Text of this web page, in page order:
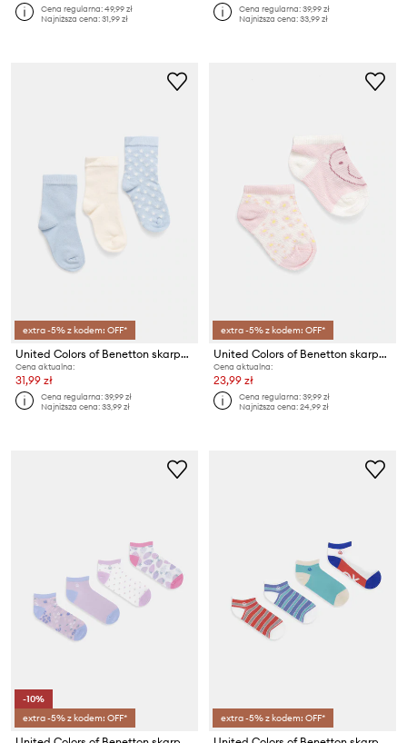
Cena regularna:49,99 zł
Najniższa cena:31,99 zł
Cena regularna:39,99 zł
Najniższa cena:33,99 zł
extra -5% z kodem: OFF*
United Colors of Benetton skarpety dziecięce 3-pack
Cena aktualna:
31,99 zł
Cena regularna:39,99 zł
Najniższa cena:33,99 zł
extra -5% z kodem: OFF*
United Colors of Benetton skarpety dziecięce
Cena aktualna:
23,99 zł
Cena regularna:39,99 zł
Najniższa cena:24,99 zł
-10%
extra -5% z kodem: OFF*
extra -5% z kodem: OFF*